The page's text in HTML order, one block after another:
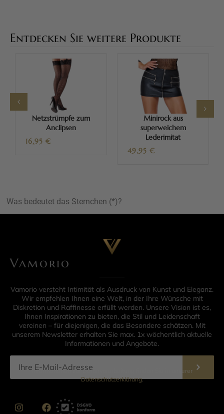
Entdecken Sie weitere Produkte
Netzstrümpfe zum
Anclipsen
16,95 €
Minirock aus
superweichem
Lederimitat
49,95 €
Was bedeutet das Sternchen (*)?
Vamorio
Vamorio versteht Intimität als Ausdruck von Kunst und Eleganz.
Wir empfehlen Ihnen eine Welt, in der Ihre Wünsche mit
Diskretion und Raffinesse erfüllt werden. Unsere Vision ist es,
Ihnen Inspirationen zu bieten, die Stil und Leidenschaft
vereinen – für diejenigen, die das Besondere schätzen. Mit
unserem Newsletter erhalten Sie max. 1x wöchentlich aktuelle
Informationen und Angebote.
Informationen zur Datenverarbeitung finden Sie in unserer
Datenschutzerklärung.